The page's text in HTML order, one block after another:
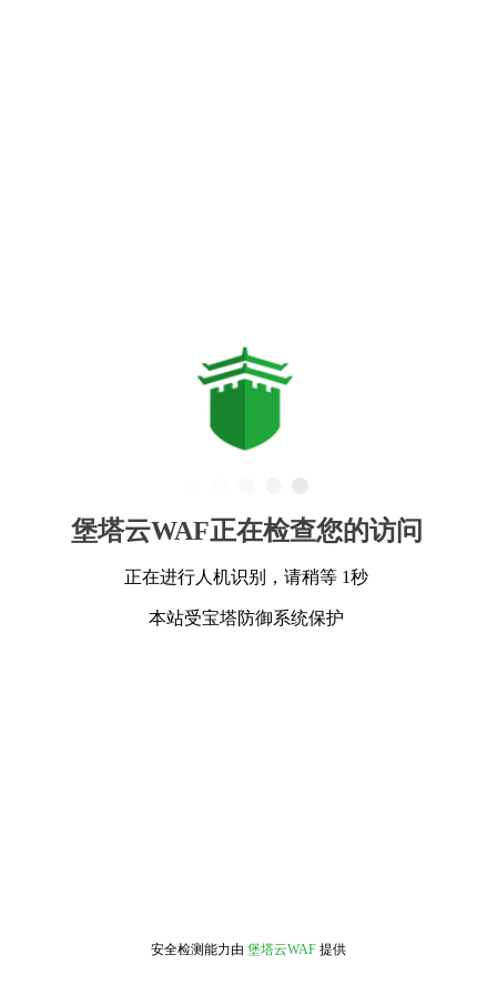
堡塔云WAF正在检查您的访问
正在进行人机识别，请稍等 1秒
本站受宝塔防御系统保护
安全检测能力由 堡塔云WAF 提供